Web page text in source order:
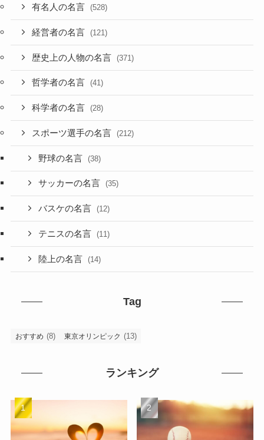
有名人の名言 (528)
経営者の名言 (121)
歴史上の人物の名言 (371)
哲学者の名言 (41)
科学者の名言 (28)
スポーツ選手の名言 (212)
野球の名言 (38)
サッカーの名言 (35)
バスケの名言 (12)
テニスの名言 (11)
陸上の名言 (14)
Tag
おすすめ (8) 東京オリンピック (13)
ランキング